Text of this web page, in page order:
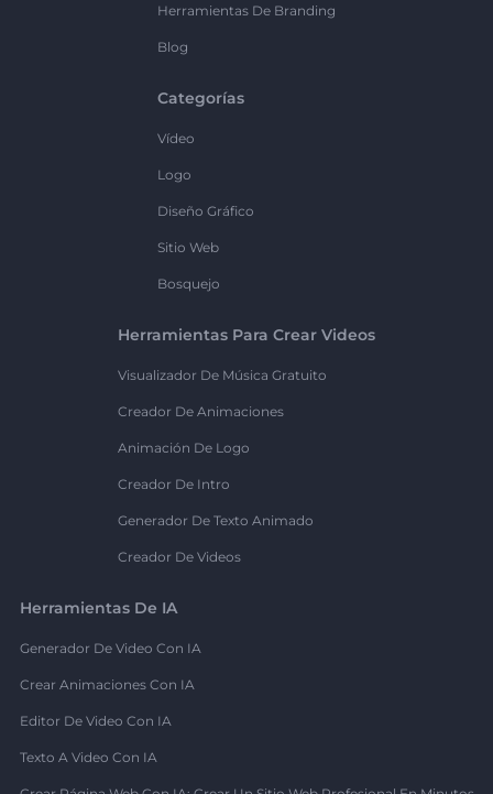
Herramientas De Branding
Blog
Categorías
Vídeo
Logo
Diseño Gráfico
Sitio Web
Bosquejo
Herramientas Para Crear Videos
Visualizador De Música Gratuito
Creador De Animaciones
Animación De Logo
Creador De Intro
Generador De Texto Animado
Creador De Videos
Herramientas De IA
Generador De Video Con IA
Crear Animaciones Con IA
Editor De Video Con IA
Texto A Video Con IA